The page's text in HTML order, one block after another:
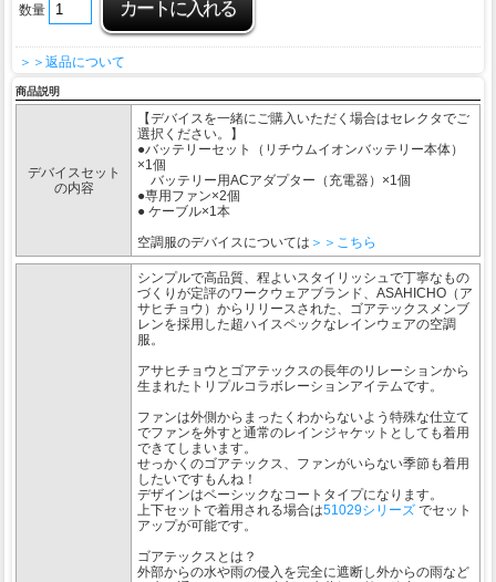
数量
＞＞返品について
商品説明
デバイスセット
の内容
【デバイスを一緒にご購入いただく場合はセレクタでご
選択ください。】
●バッテリーセット（リチウムイオンバッテリー本体）
×1個
バッテリー用ACアダプター（充電器）×1個
●専用ファン×2個
● ケーブル×1本
空調服のデバイスについては ＞＞こちら
シンプルで高品質、程よいスタイリッシュで丁寧なもの
づくりが定評のワークウェアブランド、ASAHICHO（ア
サヒチョウ）からリリースされた、ゴアテックスメンブ
レンを採用した超ハイスペックなレインウェアの空調
服。
アサヒチョウとゴアテックスの長年のリレーションから
生まれたトリプルコラボレーションアイテムです。
ファンは外側からまったくわからないよう特殊な仕立て
でファンを外すと通常のレインジャケットとしても着用
できてしまいます。
せっかくのゴアテックス、ファンがいらない季節も着用
したいですもんね！
デザインはベーシックなコートタイプになります。
上下セットで着用される場合は51029シリーズ でセット
アップが可能です。
ゴアテックスとは？
外部からの水や雨の侵入を完全に遮断し外からの雨など